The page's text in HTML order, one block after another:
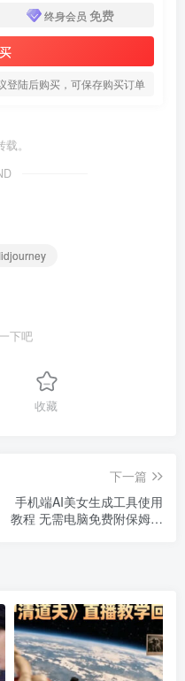
终身会员 免费
登陆后购买，可保存购买订单
。
下吧
收藏
下一篇
手机端AI美女生成工具使用
教程 无需电脑免费附保姆级